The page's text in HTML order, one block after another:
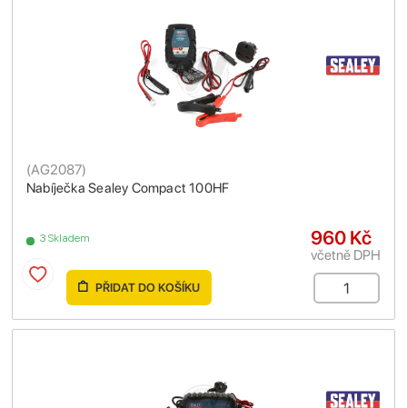
Nabíječka Sealey Compact 100HF
(AG2087)
3 Skladem 960 Kč
včetně DPH
PŘIDAT DO KOŠÍKU